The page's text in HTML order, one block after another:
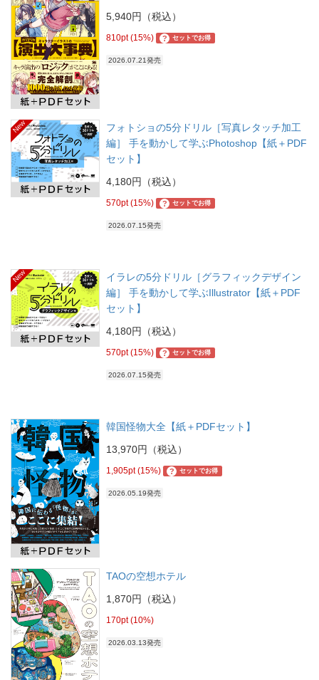
5,940円（税込）
810pt (15%) ? セットでお得
2026.07.21発売
New
フォトショの5分ドリル［写真レタッチ加工
編］ 手を動かして学ぶPhotoshop【紙＋PDF
セット】
4,180円（税込）
570pt (15%) ? セットでお得
2026.07.15発売
New
イラレの5分ドリル［グラフィックデザイン
編］ 手を動かして学ぶIllustrator【紙＋PDF
セット】
4,180円（税込）
570pt (15%) ? セットでお得
2026.07.15発売
韓国怪物大全【紙＋PDFセット】
13,970円（税込）
1,905pt (15%) ? セットでお得
2026.05.19発売
TAOの空想ホテル
1,870円（税込）
170pt (10%)
2026.03.13発売